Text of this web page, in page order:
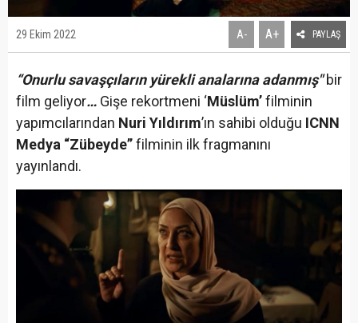
29 Ekim 2022 A- A+ PAYLAŞ
“Onurlu savaşçıların yürekli analarına adanmış"bir
film geliyor… Gişe rekortmeni ‘Müslüm’filminin
yapımcılarından Nuri Yıldırım’ın sahibi olduğu ICNN
Medya “Zübeyde”filminin ilk fragmanını
yayınlandı.